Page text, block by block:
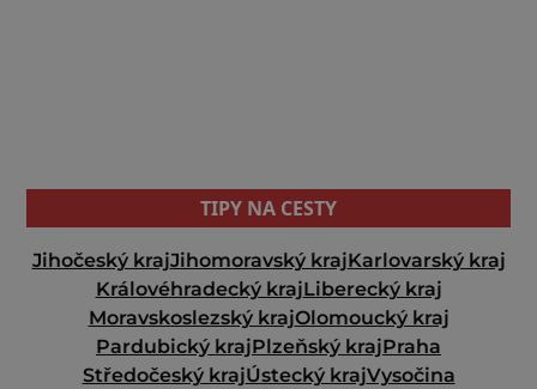
TIPY NA CESTY
Jihočeský krajJihomoravský krajKarlovarský kraj
Královéhradecký krajLiberecký kraj
Moravskoslezský krajOlomoucký kraj
Pardubický krajPlzeňský krajPraha
Středočeský krajÚstecký krajVysočina